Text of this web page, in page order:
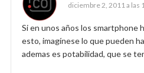
diciembre 2, 2011 a las
Si en unos años los smartphone
esto, imagínese lo que pueden
ademas es potabilidad, que se